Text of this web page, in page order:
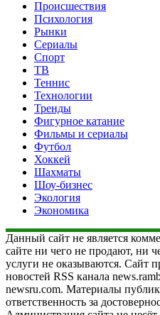
Происшествия
Психология
Рынки
Сериалы
Спорт
ТВ
Теннис
Технологии
Тренды
Фигурное катание
Фильмы и сериалы
Футбол
Хоккей
Шахматы
Шоу-бизнес
Экология
Экономика
Данный сайт не является
сайте ни чего не продают, ни
услуги не оказываются. Сайт
новостей RSS канала
newsru.com. Материалы
ответственность за